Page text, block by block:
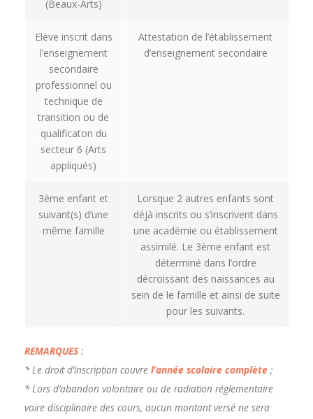
(Beaux-Arts)
Elève inscrit dans
l’enseignement
secondaire
professionnel ou
technique de
transition ou de
qualificaton du
secteur 6 (Arts
appliqués)
Attestation de l’établissement
d’enseignement secondaire
3ème enfant et
suivant(s) d’une
même famille
Lorsque 2 autres enfants sont
déjà inscrits ou s’inscrivent dans
une académie ou établissement
assimilé. Le 3ème enfant est
déterminé dans l’ordre
décroissant des naissances au
sein de le famille et ainsi de suite
pour les suivants.
REMARQUES :
* Le droit d’inscription couvre l’année scolaire complète ;
* Lors d’abandon volontaire ou de radiation réglementaire
voire disciplinaire des cours, aucun montant versé ne sera